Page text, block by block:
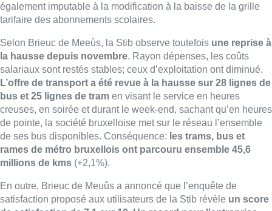
également imputable à la modification à la baisse de la grille
tarifaire des abonnements scolaires.
Selon Brieuc de Meeùs, la Stib observe toutefois une reprise à
la hausse depuis novembre. Rayon dépenses, les coûts
salariaux sont restés stables; ceux d’exploitation ont diminué.
L’offre de transport a été revue à la hausse sur 28 lignes de
bus et 25 lignes de tram en visant le service en heures
creuses, en soirée et durant le week-end, sachant qu’en heures
de pointe, la société bruxelloise met sur le réseau l’ensemble
de ses bus disponibles. Conséquence: les trams, bus et
rames de métro bruxellois ont parcouru ensemble 45,6
millions de kms (+2,1%).
En outre, Brieuc de Meuûs a annoncé que l’enquête de
satisfaction proposé aux utilisateurs de la Stib révèle un score